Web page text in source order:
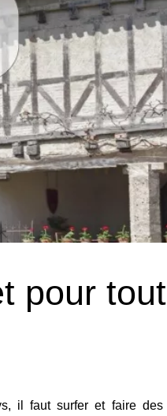
pour tout
il faut surfer et faire des